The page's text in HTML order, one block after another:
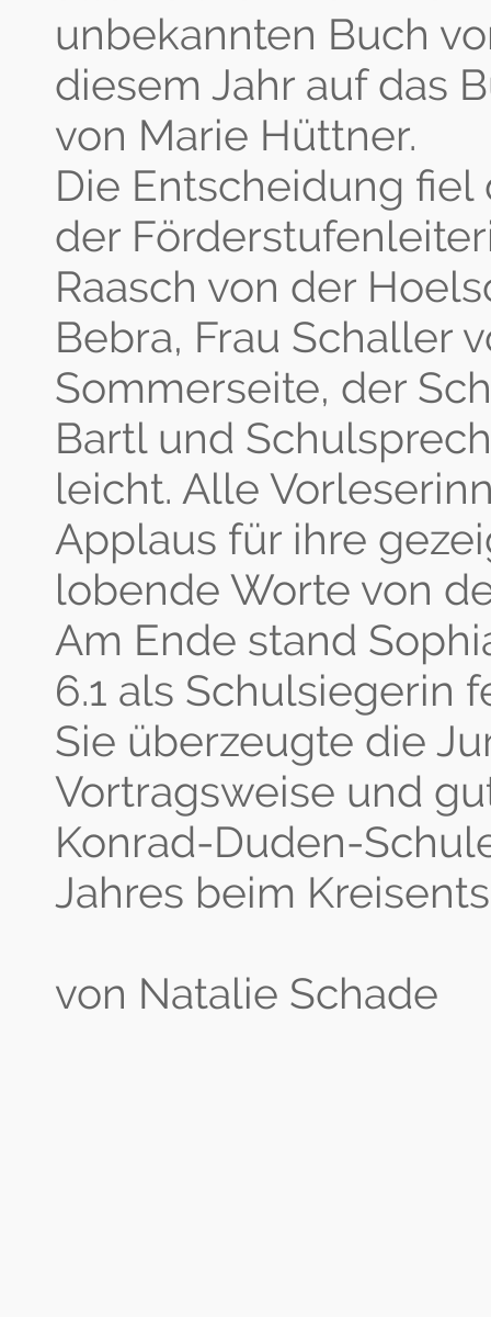
unbekannten Buch
diesem Jahr auf das
von Marie Hüttner.
Die Entscheidung fiel
der
Raasch von der
Bebra, Frau Schaller
Sommerseite, der
Bartl und
leicht. Alle
Applaus für ihre
lobende Worte von
Am Ende stand
6.1 als Schulsiegerin
Sie überzeugte die
Vortragsweise und
Konrad-Duden-
Jahres beim
von Natalie Schade